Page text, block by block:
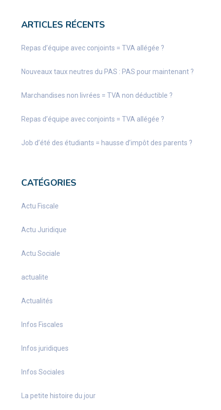
ARTICLES RÉCENTS
Repas d’équipe avec conjoints = TVA allégée ?
Nouveaux taux neutres du PAS : PAS pour maintenant ?
Marchandises non livrées = TVA non déductible ?
Repas d’équipe avec conjoints = TVA allégée ?
Job d’été des étudiants = hausse d’impôt des parents ?
CATÉGORIES
Actu Fiscale
Actu Juridique
Actu Sociale
actualite
Actualités
Infos Fiscales
Infos juridiques
Infos Sociales
La petite histoire du jour